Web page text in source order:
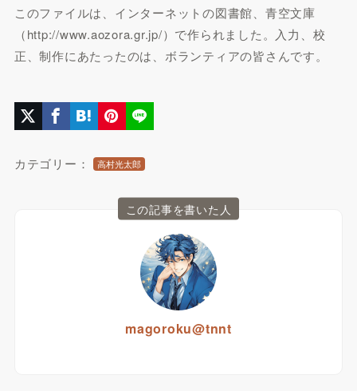
このファイルは、インターネットの図書館、青空文庫
（http://www.aozora.gr.jp/）で作られました。入力、校
正、制作にあたったのは、ボランティアの皆さんです。
カテゴリー： 高村光太郎
この記事を書いた人
magoroku@tnnt